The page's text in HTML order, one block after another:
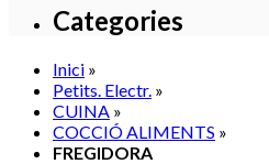
Categories
Inici »
Petits. Electr. »
CUINA »
COCCIÓ ALIMENTS »
FREGIDORA